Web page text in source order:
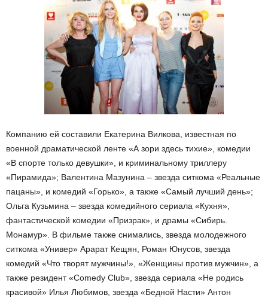
Компанию ей составили Екатерина Вилкова, известная по
военной драматической ленте «А зори здесь тихие», комедии
«В спорте только девушки», и криминальному триллеру
«Пирамида»; Валентина Мазунина – звезда ситкома «Реальные
пацаны», и комедий «Горько», а также «Самый лучший день»;
Ольга Кузьмина – звезда комедийного сериала «Кухня»,
фантастической комедии «Призрак», и драмы «Сибирь.
Монамур». В фильме также снимались, звезда молодежного
ситкома «Универ» Арарат Кещян, Роман Юнусов, звезда
комедий «Что творят мужчины!», «Женщины против мужчин», а
также резидент «Comedy Club», звезда сериала «Не родись
красивой» Илья Любимов, звезда «Бедной Насти» Антон